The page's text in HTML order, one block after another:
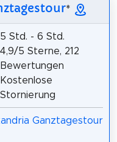
*
5 Std. - 6 Std.
4,9/5 Sterne, 212
Bewertungen
Kostenlose
Stornierung